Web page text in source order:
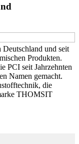
und seit
Produkten.
PCI seit Jahrzehnten
Namen gemacht.
die
THOMSIT